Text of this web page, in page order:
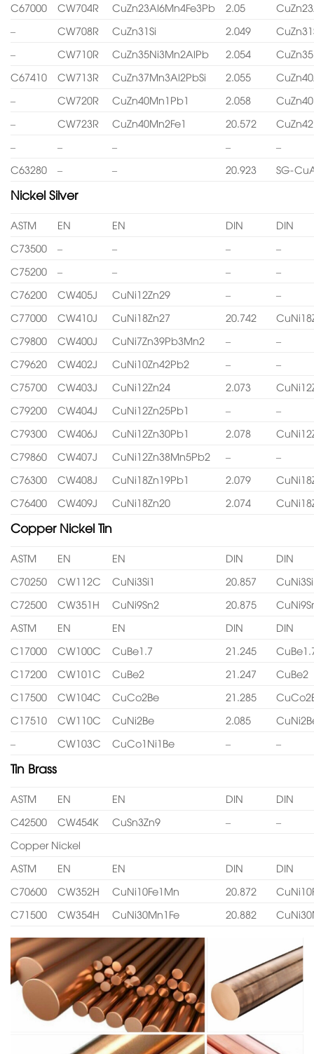
C67000
CW704R CuZn23Al6Mn4Fe3Pb 2.05
–
CW708R CuZn31Si 2.049
–
CW710R CuZn35Ni3Mn2AlPb 2.054
C67410
CW713R CuZn37Mn3Al2PbSi 2.055
–
CW720R CuZn40Mn1Pb1 2.058
–
CW723R CuZn40Mn2Fe1 20.572
–
– – –
–
C63280
– – 20.923 SG-
Nickel Silver
ASTM EN EN DIN
DIN
C73500
– – –
–
C75200
– – –
–
C76200
CW405J CuNi12Zn29 –
–
C77000
CW410J CuNi18Zn27 20.742
C79800
CW400J CuNi7Zn39Pb3Mn2 –
–
C79620
CW402J CuNi10Zn42Pb2 –
–
C75700
CW403J CuNi12Zn24 2.073
C79200
CW404J CuNi12Zn25Pb1 –
–
C79300
CW406J CuNi12Zn30Pb1 2.078
C79860
CW407J CuNi12Zn38Mn5Pb2 –
–
C76300
CW408J CuNi18Zn19Pb1 2.079
C76400
CW409J CuNi18Zn20 2.074
Copper Nickel Tin
ASTM EN EN DIN
DIN
C70250
CW112C CuNi3Si1 20.857
CuNi3Si
C72500
CW351H CuNi9Sn2 20.875
ASTM
EN EN DIN
DIN
C17000
CW100C CuBe1.7 21.245
C17200
CW101C CuBe2 21.247
CuBe2
C17500
CW104C CuCo2Be 21.285
C17510
CW110C CuNi2Be 2.085
–
CW103C CuCo1Ni1Be – –
Tin Brass
ASTM EN EN DIN
DIN
C42500
CW454K CuSn3Zn9 –
–
Copper Nickel
ASTM
EN EN DIN
DIN
C70600
CW352H CuNi10Fe1Mn 20.872
C71500
CW354H CuNi30Mn1Fe 20.882